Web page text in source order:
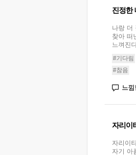
진정한
나랑 더
찾아 떠
느껴진
#기다림
#참음
느낌
자리이
자리이
자기 아